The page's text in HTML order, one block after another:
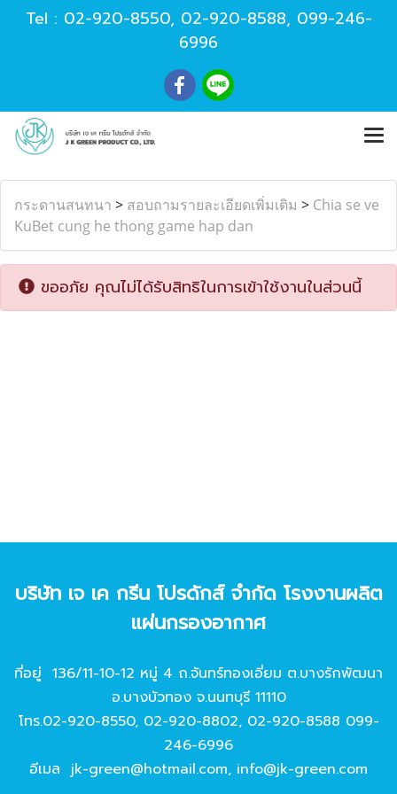
Tel : 02-920-8550, 02-920-8588, 099-246-
6996
กระดานสนทนา > สอบถามรายละเอียดเพิ่มเติม > Chia se ve
KuBet cung he thong game hap dan
ขออภัย คุณไม่ได้รับสิทธิในการเข้าใช้งานในส่วนนี้
บริษัท เจ เค กรีน โปรดักส์ จํากัด โรงงานผลิต
แผ่นกรองอากาศ
ที่อยู่ 136/11-10-12 หมู่ 4 ถ.จันทร์ทองเอี่ยม ต.บางรักพัฒนา
อ.บางบัวทอง จ.นนทบุรี 11110
โทร.02-920-8550, 02-920-8802, 02-920-8588 099-
246-6996
อีเมล jk-green@hotmail.com, info@jk-green.com